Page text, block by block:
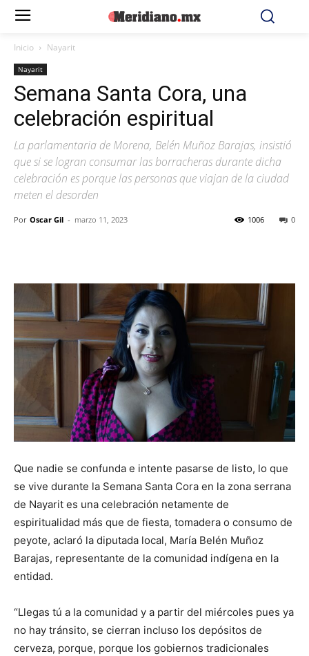
Inicio Nayarit
Nayarit
Semana Santa Cora, una
celebración espiritual
La parlamentaria de Morena, Belén Muñoz Barajas, insistió
que si se logran consumar las borracheras durante dicha
celebración es porque las personas que viajan de la ciudad
meten el desorden
Por Oscar Gil - marzo 11, 2023 0
1006
Que nadie se confunda e intente pasarse de listo, lo que
se vive durante la Semana Santa Cora en la zona serrana
de Nayarit es una celebración netamente de
espiritualidad más que de fiesta, tomadera o consumo de
peyote, aclaró la diputada local, María Belén Muñoz
Barajas, representante de la comunidad indígena en la
entidad.
“Llegas tú a la comunidad y a partir del miércoles pues ya
no hay tránsito, se cierran incluso los depósitos de
cerveza, porque, porque los gobiernos tradicionales